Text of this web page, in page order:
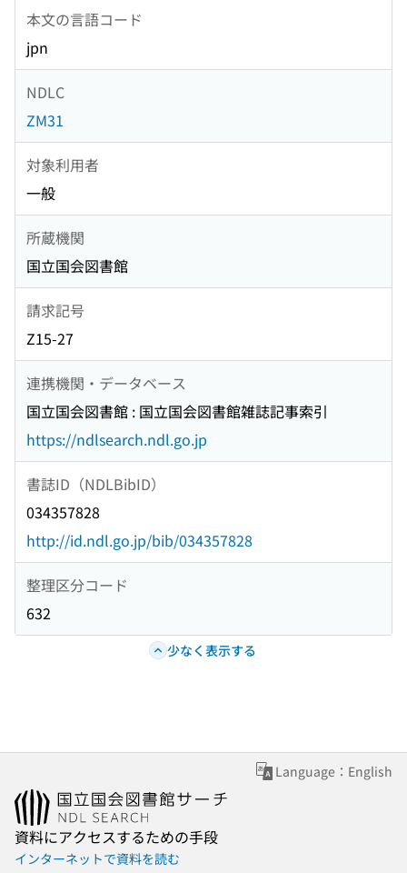
本文の言語コード
jpn
NDLC
ZM31
対象利用者
一般
所蔵機関
国立国会図書館
請求記号
Z15-27
連携機関・データベース
国立国会図書館 : 国立国会図書館雑誌記事索引
https://ndlsearch.ndl.go.jp
書誌ID（NDLBibID）
034357828
http://id.ndl.go.jp/bib/034357828
整理区分コード
632
少なく表示する
Language：English
資料にアクセスするための手段
インターネットで資料を読む